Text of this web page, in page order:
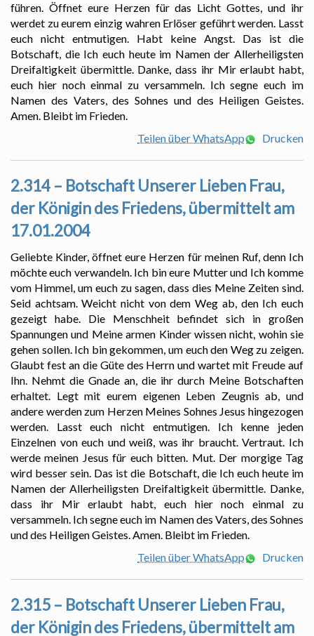
führen. Öffnet eure Herzen für das Licht Gottes, und ihr
werdet zu eurem einzig wahren Erlöser geführt werden. Lasst
euch nicht entmutigen. Habt keine Angst. Das ist die
Botschaft, die Ich euch heute im Namen der Allerheiligsten
Dreifaltigkeit übermittle. Danke, dass ihr Mir erlaubt habt,
euch hier noch einmal zu versammeln. Ich segne euch im
Namen des Vaters, des Sohnes und des Heiligen Geistes.
Amen. Bleibt im Frieden.
Teilen über WhatsApp
Drucken
2.314 – Botschaft Unserer Lieben Frau,
der Königin des Friedens, übermittelt am
17.01.2004
Geliebte Kinder, öffnet eure Herzen für meinen Ruf, denn Ich
möchte euch verwandeln. Ich bin eure Mutter und Ich komme
vom Himmel, um euch zu sagen, dass dies Meine Zeiten sind.
Seid achtsam. Weicht nicht von dem Weg ab, den Ich euch
gezeigt habe. Die Menschheit befindet sich in großen
Spannungen und Meine armen Kinder wissen nicht, wohin sie
gehen sollen. Ich bin gekommen, um euch den Weg zu zeigen.
Glaubt fest an die Güte des Herrn und wartet mit Freude auf
Ihn. Nehmt die Gnade an, die ihr durch Meine Botschaften
erhaltet. Legt mit eurem eigenen Leben Zeugnis ab, und
andere werden zum Herzen Meines Sohnes Jesus hingezogen
werden. Lasst euch nicht entmutigen. Ich kenne jeden
Einzelnen von euch und weiß, was ihr braucht. Vertraut. Ich
werde meinen Jesus für euch bitten. Mut. Der morgige Tag
wird besser sein. Das ist die Botschaft, die Ich euch heute im
Namen der Allerheiligsten Dreifaltigkeit übermittle. Danke,
dass ihr Mir erlaubt habt, euch hier noch einmal zu
versammeln. Ich segne euch im Namen des Vaters, des Sohnes
und des Heiligen Geistes. Amen. Bleibt im Frieden.
Teilen über WhatsApp
Drucken
2.315 – Botschaft Unserer Lieben Frau,
der Königin des Friedens, übermittelt am